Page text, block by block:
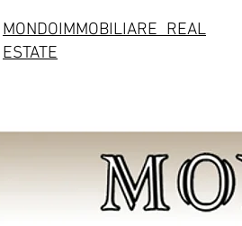
MONDOIMMOBILIARE REAL
ESTATE